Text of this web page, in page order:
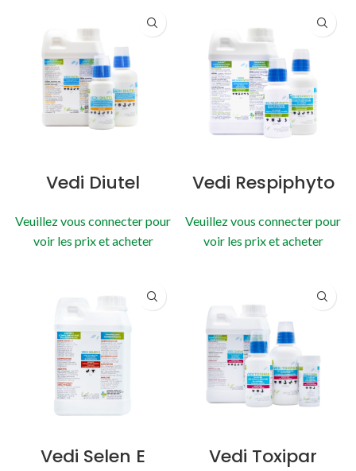
Vedi Diutel
Veuillez vous connecter pour
voir les prix et acheter
Vedi Respiphyto
Veuillez vous connecter pour
voir les prix et acheter
Vedi Selen E Vedi Toxipar